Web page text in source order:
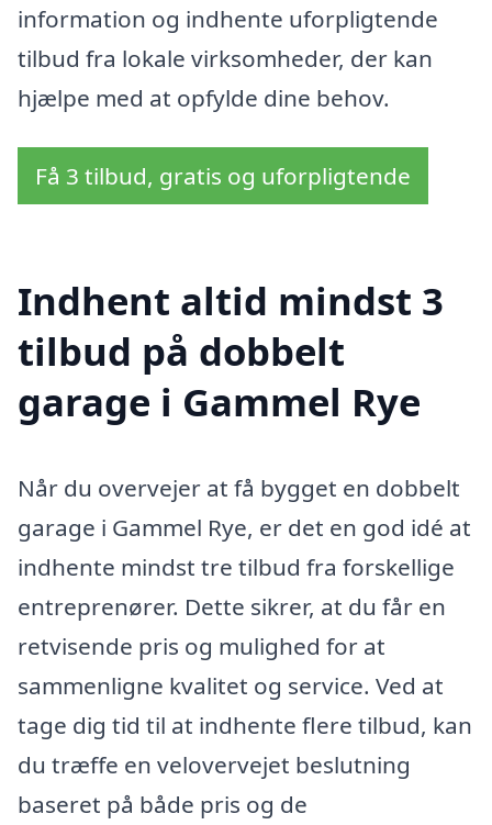
information og indhente uforpligtende
tilbud fra lokale virksomheder, der kan
hjælpe med at opfylde dine behov.
Få 3 tilbud, gratis og uforpligtende
Indhent altid mindst 3
tilbud på dobbelt
garage i Gammel Rye
Når du overvejer at få bygget en dobbelt
garage i Gammel Rye, er det en god idé at
indhente mindst tre tilbud fra forskellige
entreprenører. Dette sikrer, at du får en
retvisende pris og mulighed for at
sammenligne kvalitet og service. Ved at
tage dig tid til at indhente flere tilbud, kan
du træffe en velovervejet beslutning
baseret på både pris og de